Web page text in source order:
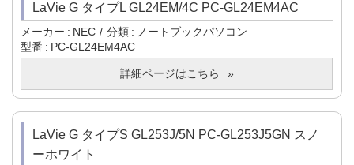
LaVie G タイプL GL24EM/4C PC-GL24EM4AC
メーカー NEC 分類
ノートブックパソコン
型番
PC-GL24EM4AC
詳細ページはこちら
LaVie G タイプS GL253J/5N PC-GL253J5GN スノ
ーホワイト